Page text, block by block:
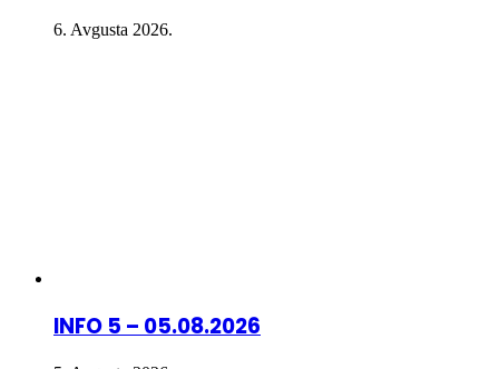
6. Avgusta 2026.
INFO 5 – 05.08.2026